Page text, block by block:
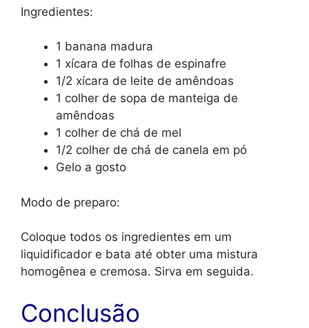
Ingredientes:
1 banana madura
1 xícara de folhas de espinafre
1/2 xícara de leite de amêndoas
1 colher de sopa de manteiga de
amêndoas
1 colher de chá de mel
1/2 colher de chá de canela em pó
Gelo a gosto
Modo de preparo:
Coloque todos os ingredientes em um
liquidificador e bata até obter uma mistura
homogênea e cremosa. Sirva em seguida.
Conclusão